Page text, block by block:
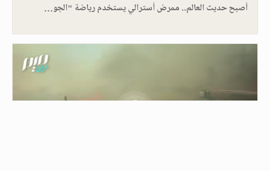
أصبح حديث العالم.. ممرض أسترالي يستخدم رياضة "الجو…